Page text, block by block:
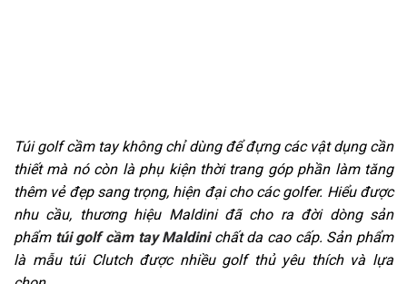
Túi golf cầm tay không chỉ dùng để đựng các vật dụng cần
thiết mà nó còn là phụ kiện thời trang góp phần làm tăng
thêm vẻ đẹp sang trọng, hiện đại cho các golfer. Hiểu được
nhu cầu, thương hiệu Maldini đã cho ra đời dòng sản
phẩm túi golf cầm tay Maldini chất da cao cấp. Sản phẩm
là mẫu túi Clutch được nhiều golf thủ yêu thích và lựa